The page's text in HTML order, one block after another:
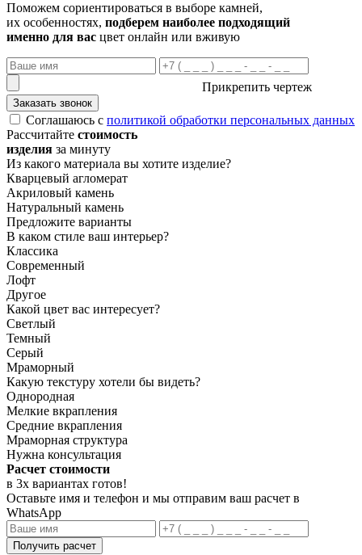
Поможем сориентироваться в выборе камней,
их особенностях, подберем наиболее подходящий
именно для вас цвет онлайн или вживую
Прикрепить чертеж
Заказать звонок
Соглашаюсь с политикой обработки персональных данных
Рассчитайте стоимость
изделия за минуту
Из какого материала вы хотите изделие?
Кварцевый агломерат
Акриловый камень
Натуральный камень
Предложите варианты
В каком стиле ваш интерьер?
Классика
Современный
Лофт
Другое
Какой цвет вас интересует?
Светлый
Темный
Серый
Мраморный
Какую текстуру хотели бы видеть?
Однородная
Мелкие вкрапления
Средние вкрапления
Мраморная структура
Нужна консультация
Расчет стоимости
в 3х вариантах готов!
Оставьте имя и телефон и мы отправим ваш расчет в
WhatsApp
Получить расчет